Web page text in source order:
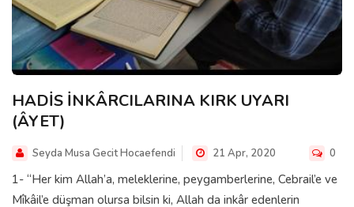
HADİS İNKÂRCILARINA KIRK UYARI
(ÂYET)
Seyda Musa Gecit Hocaefendi 21 Apr, 2020 0
1- “Her kim Allah’a, meleklerine, peygamberlerine, Cebrail’e ve
Mîkâil’e düşman olursa bilsin ki, Allah da inkâr edenlerin